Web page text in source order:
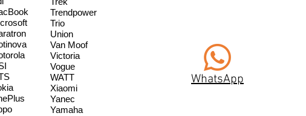
Trendpower
Trio
Union
Van Moof
Victoria
Vogue
WATT
Xiaomi
Yanec
Yamaha
WhatsApp